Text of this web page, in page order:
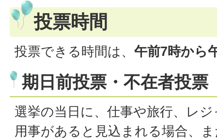
投票時間
投票できる時間は、 午前7時から
期日前投票・不在者投票
選挙の当日に、仕事や旅行、レ
用事があると見込まれる場合、